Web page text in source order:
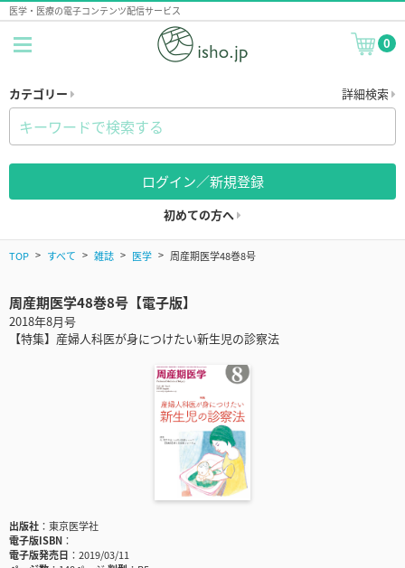
医学・医療の電子コンテンツ配信サービス
0
カテゴリー 詳細検索
ログイン／新規登録
初めての方へ
TOP すべて 雑誌 医学 周産期医学48巻8号
周産期医学48巻8号【電子版】
2018年8月号
【特集】産婦人科医が身につけたい新生児の診察法
出版社
東京医学社
電子版ISBN
電子版発売日
2019/03/11